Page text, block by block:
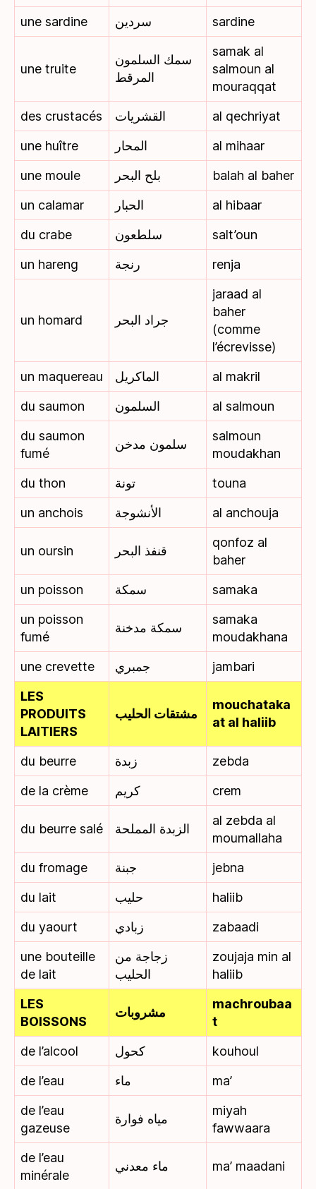
une sardine
سردين sardine
une truite
سمك السلمون
المرقط
samak al
salmoun al
mouraqqat
des crustacés
القشريات
al qechriyat
une huître
المحار
al mihaar
une moule
بلح البحر
balah al baher
un calamar
الحبار
al hibaar
du crabe
سلطعون
salt’oun
un hareng
رنجة renja
un homard جراد البحر
jaraad al
baher
(comme
l’écrevisse)
un maquereau
الماكريل
al makril
du saumon
السلمون
al salmoun
du saumon
fumé
سلمون مدخن
salmoun
moudakhan
du thon
تونة
touna
un anchois
الأنشوجة al anchouja
un oursin قنفذ البحر
qonfoz al
baher
un poisson
سمكة
samaka
un poisson
fumé
سمكة مدخنة
samaka
moudakhana
une crevette
جمبري
jambari
LES
PRODUITS
LAITIERS
مشتقات الحليب
mouchataka
at al haliib
du beurre زبدة
zebda
de la crème
كريم crem
du beurre salé الزبدة المملحة
al zebda al
moumallaha
du fromage
جبنة
jebna
du lait
حليب
haliib
du yaourt
زبادي
zabaadi
une bouteille
de lait
زجاجة من
الحليب
zoujaja min al
haliib
LES
BOISSONS
مشروبات
machroubaa
t
de l’alcool
كحول
kouhoul
de l’eau
ماء
ma’
de l’eau
gazeuse
مياه فوارة
miyah
fawwaara
de l’eau
minérale
ماء معدني ma’ maadani